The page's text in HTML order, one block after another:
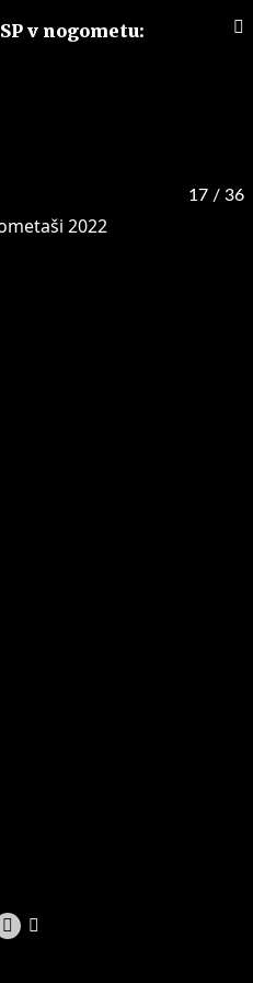
v nogometu:
17 / 36